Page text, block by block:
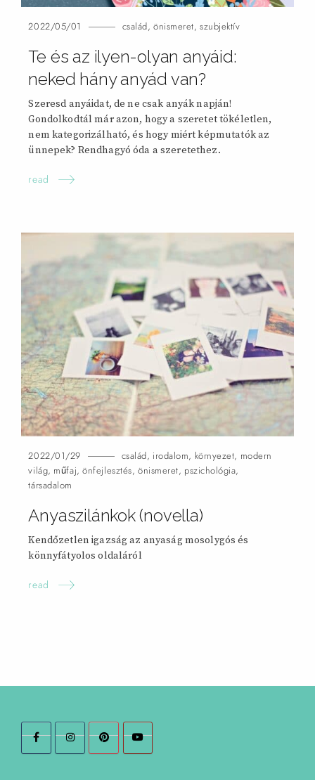
2022/05/01 család, önismeret,szubjektív
Te és az ilyen-olyan anyáid:
neked hány anyád van?
Szeresd anyáidat, de ne csak anyák napján!
Gondolkodtál már azon, hogy a szeretet tökéletlen,
nem kategorizálható, és hogy miért képmutatók az
ünnepek? Rendhagyó óda a szeretethez.
read
2022/01/29 család, irodalom, környezet, modern
világ, műfaj,önfejlesztés,önismeret, pszichológia,
társadalom
Anyaszilánkok (novella)
Kendőzetlen igazság az anyaság mosolygós és
könnyfátyolos oldaláról
read